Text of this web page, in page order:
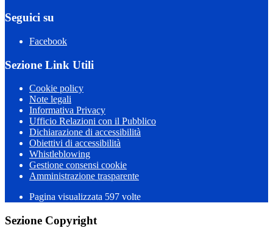
Seguici su
Facebook
Sezione Link Utili
Cookie policy
Note legali
Informativa Privacy
Ufficio Relazioni con il Pubblico
Dichiarazione di accessibilità
Obiettivi di accessibilità
Whistleblowing
Gestione consensi cookie
Amministrazione trasparente
Pagina visualizzata 597 volte
Sezione Copyright